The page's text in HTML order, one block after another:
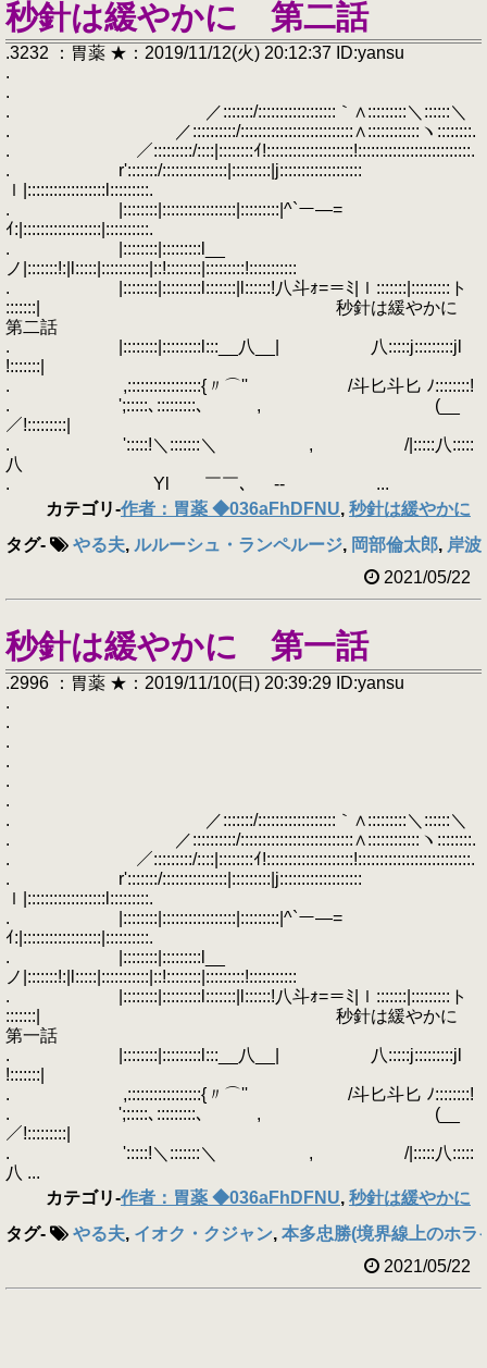
秒針は緩やかに 第二話
.3232 ：胃薬 ★：2019/11/12(火) 20:12:37 ID:yansu
.
.
. ／:::::::/::::::::::::::::::｀∧:::::::::＼::::::＼
. ／::::::::::/::::::::::::::::::::::::::∧::::::::::::ヽ::::::::.
. ／:::::::::/::::|::::::::ｲ!::::::::::::::::::::!::::::::::::::::::::::::::.
. r':::::::/:::::::::::::::|:::::::::|j:::::::::::::::::::
ｌ|::::::::::::::::::l:::::::::.
. |::::::::|:::::::::::::::::|:::::::::|^`ー―=
ｲ:|::::::::::::::::::|::::::::::.
. |::::::::|:::::::::l__
ノ|:::::::!:|l:::::|:::::::::::|::!::::::::|:::::::::!:::::::::::
. |::::::::|:::::::::l:::::::|l::::::!八斗ｫ=＝ﾐ|ｌ:::::::|:::::::::ト
:::::::| 秒針は緩やかに
第二話
. |::::::::|:::::::::l:::__八__| 八:::::j:::::::::jl
!:::::::|
. ,:::::::::::::::::{〃⌒'' /斗匕斗匕 ﾉ::::::::!
. ';:::::､:::::::::､ , (__
／!:::::::::|
. ':::::!＼:::::::＼ , /|:::::八:::::
八
. Yl ￣￣､ -‐ ...
カテゴリ-作者：胃薬 ◆036aFhDFNU, 秒針は緩やかに
タグ- やる夫, ルルーシュ・ランペルージ, 岡部倫太郎, 岸波
2021/05/22
秒針は緩やかに 第一話
.2996 ：胃薬 ★：2019/11/10(日) 20:39:29 ID:yansu
.
.
.
.
.
.
. ／:::::::/::::::::::::::::::｀∧:::::::::＼::::::＼
. ／::::::::::/::::::::::::::::::::::::::∧::::::::::::ヽ::::::::.
. ／:::::::::/::::|::::::::ｲ!::::::::::::::::::::!::::::::::::::::::::::::::.
. r':::::::/:::::::::::::::|:::::::::|j:::::::::::::::::::
ｌ|::::::::::::::::::l:::::::::.
. |::::::::|:::::::::::::::::|:::::::::|^`ー―=
ｲ:|::::::::::::::::::|::::::::::.
. |::::::::|:::::::::l__
ノ|:::::::!:|l:::::|:::::::::::|::!::::::::|:::::::::!:::::::::::
. |::::::::|:::::::::l:::::::|l::::::!八斗ｫ=＝ﾐ|ｌ:::::::|:::::::::ト
:::::::| 秒針は緩やかに
第一話
. |::::::::|:::::::::l:::__八__| 八:::::j:::::::::jl
!:::::::|
. ,:::::::::::::::::{〃⌒'' /斗匕斗匕 ﾉ::::::::!
. ';:::::､:::::::::､ , (__
／!:::::::::|
. ':::::!＼:::::::＼ , /|:::::八:::::
八 ...
カテゴリ-作者：胃薬 ◆036aFhDFNU, 秒針は緩やかに
タグ- やる夫, イオク・クジャン, 本多忠勝(境界線上のホラ
2021/05/22